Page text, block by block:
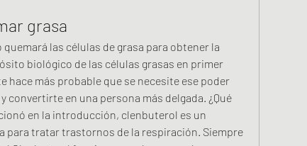
grasa
las células de grasa para obtener la
biológico de las células grasas en primer
hace más probable que se necesite ese poder
convertirte en una persona más delgada. ¿Qué
en la introducción, clenbuterol es un
para tratar trastornos de la respiración. Siempre